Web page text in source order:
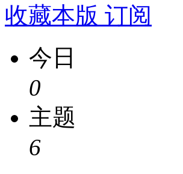
收藏本版 订阅
今日
0
主题
6